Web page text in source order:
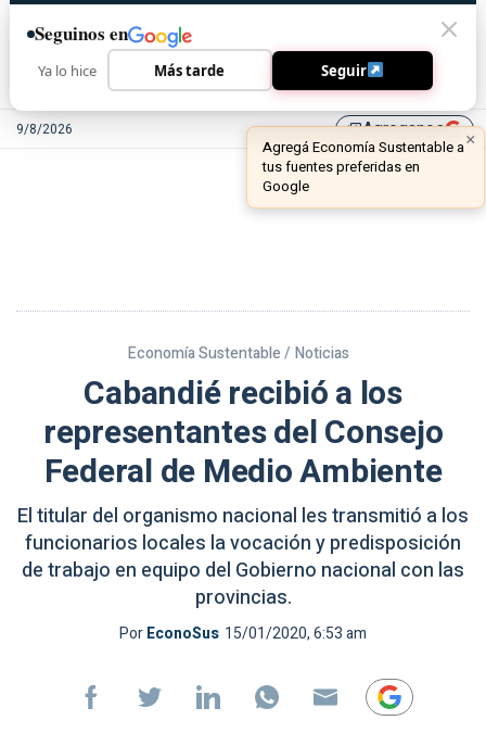
9/8/2026 library_addAgreganos
Economía Sustentable / Noticias
Cabandié recibió a los
representantes del Consejo
Federal de Medio Ambiente
El titular del organismo nacional les transmitió a los
funcionarios locales la vocación y predisposición
de trabajo en equipo del Gobierno nacional con las
provincias.
PorEconoSus 15/01/2020, 6:53 am
Seguinos en
Ya lo hice Más tarde Seguir